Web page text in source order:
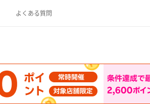
よくある質問